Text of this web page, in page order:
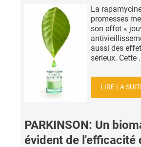
La
promesses
son effet «
aussi des
sérieux. Cette
LIRE LA
PARKINSON: Un
évident de l'efficacité